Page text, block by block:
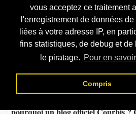
vous acceptez ce traitement
l'enregistrement de données
liées à votre adresse IP, en
fins statistiques, de debug et de
le piratage. Pour en
Compris
Annonces
Liens externes
Téléchargement
Contact
Courbis, « LE » Blog Officiel - je